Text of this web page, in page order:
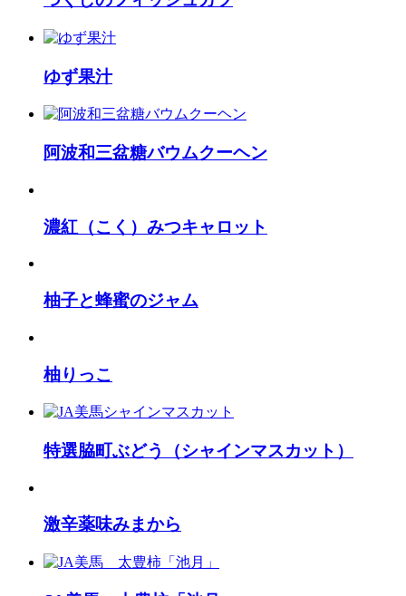
ゆず果汁
阿波和三盆糖バウムクーヘン
濃紅（こく）みつキャロット
柚子と蜂蜜のジャム
柚りっこ
特選脇町ぶどう（シャインマスカット）
激辛薬味みまから